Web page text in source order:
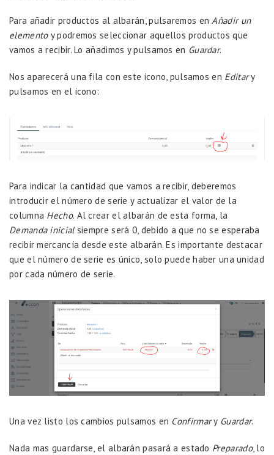
Para añadir productos al albarán, pulsaremos en Añadir un
elemento y podremos seleccionar aquellos productos que
vamos a recibir. Lo añadimos y pulsamos en Guardar.
Nos aparecerá una fila con este icono, pulsamos en Editary
pulsamos en el icono:
Para indicar la cantidad que vamos a recibir, deberemos
introducir el número de serie y actualizar el valor de la
columna Hecho. Al crear el albarán de esta forma, la
Demanda inicialsiempre será 0, debido a que no se esperaba
recibir mercancía desde este albarán. Es importante destacar
que el número de serie es único, solo puede haber una unidad
por cada número de serie.
Una vez listo los cambios pulsamos en Confirmary Guardar.
Nada mas guardarse, el albarán pasará a estado Preparado, lo